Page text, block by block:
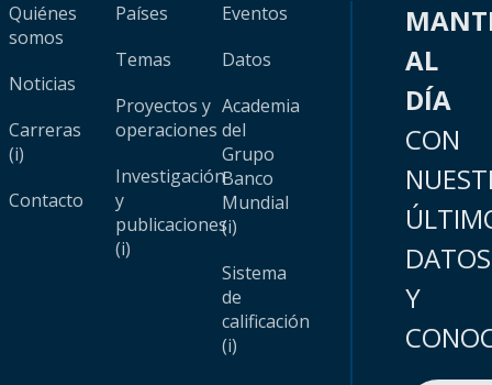
Quiénes
somos
Noticias
Carreras
(i)
Contacto
Países
Temas
Proyectos y
operaciones
Investigación
y
publicaciones
(i)
Eventos
Datos
Academia
del
Grupo
Banco
Mundial
(i)
Sistema
de
calificación
(i)
AL
DÍA
CON
DATOS
Y